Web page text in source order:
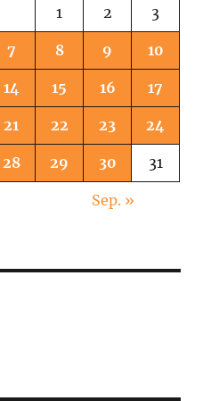
1 2 3
7 8 9 10
14 15 16 17
21 22 23 24
28 29 30 31
Sep. »